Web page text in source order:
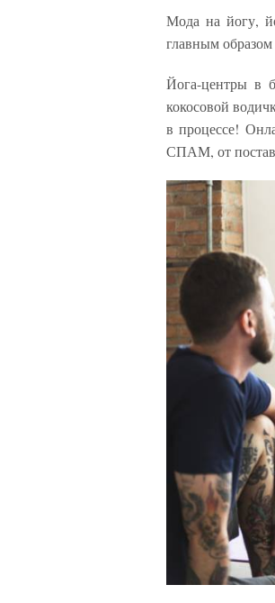
Мода на йогу,
главным
Йога-центры в
кокосовой
в процессе!
СПАМ, от